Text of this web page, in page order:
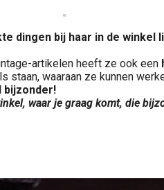
dingen bij haar in de
artikelen heeft ze ook een
staan, waaraan ze kunnen
bijzonder!
waar je graag komt, die